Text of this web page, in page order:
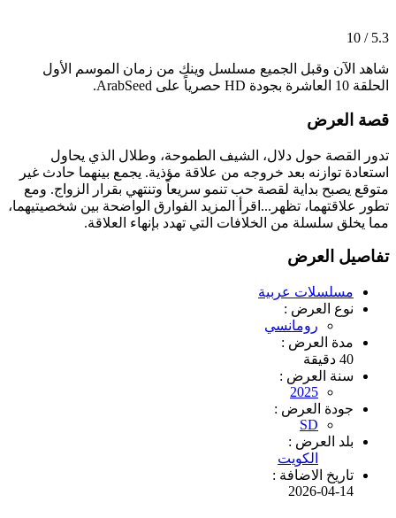
5.3 / 10
شاهد الآن وقبل الجميع مسلسل وينك من زمان الموسم الأول
الحلقة 10 العاشرة بجودة HD حصرياً على ArabSeed.
قصة العرض
تدور القصة حول دلال، الشيف الطموحة، وطلال الذي يحاول
استعادة توازنه بعد خروجه من علاقة مؤذية. يجمع بينهما حادث غير
متوقع يصبح بداية لقصة حب تنمو سريعاً وتنتهي بقرار الزواج. ومع
تطور علاقتهما، تظهر...اقرأ المزيد الفوارق الواضحة بين شخصيتيهما،
مما يخلق سلسلة من الخلافات التي تهدد بإنهاء العلاقة.
تفاصيل العرض
مسلسلات عربية
نوع العرض :
رومانسي
مدة العرض :
40 دقيقة
سنة العرض :
2025
جودة العرض :
SD
بلد العرض :
الكويت
تاريخ الاضافة :
2026-04-14